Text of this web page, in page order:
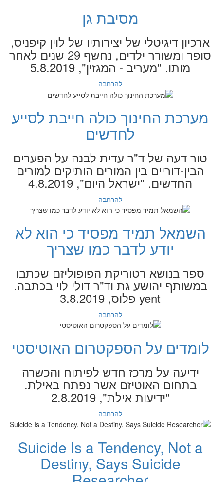
מסיבת גן
ארכיון דיגיטלי של יצירותיו של לוין קיפניס,
סופר ומשורר ילדים, נחשף 29 שנים לאחר
מותו. "מעריב - המגזין", 5.8.2019
להרחבה
מערכת החינוך כולה חייבת לסייע
לחדשים
טור דעה של ד"ר עדית לבנה על הפערים
הבין-דוריים בין המורים הותיקים למורים
החדשים. "ישראל היום", 4.8.2019
להרחבה
השמאל תמיד מפסיד כי הוא לא
יודע לדבר כמו שצריך
ספר בנושא רטוריקת הפופוליזם שכתבו
במשותף יהושע גת וד"ר דולי לוי בכתבה.
yent פלוס, 3.8.2019
להרחבה
לומדים על הספקטרום האוטיסטי
ידיעה על מרכז חדש לפיתוח והכשרה
בתחום האוטיזם אשר נפתח באילת.
"ידיעות אילת", 2.8.2019
להרחבה
Suicide Is a Tendency, Not a
Destiny, Says Suicide